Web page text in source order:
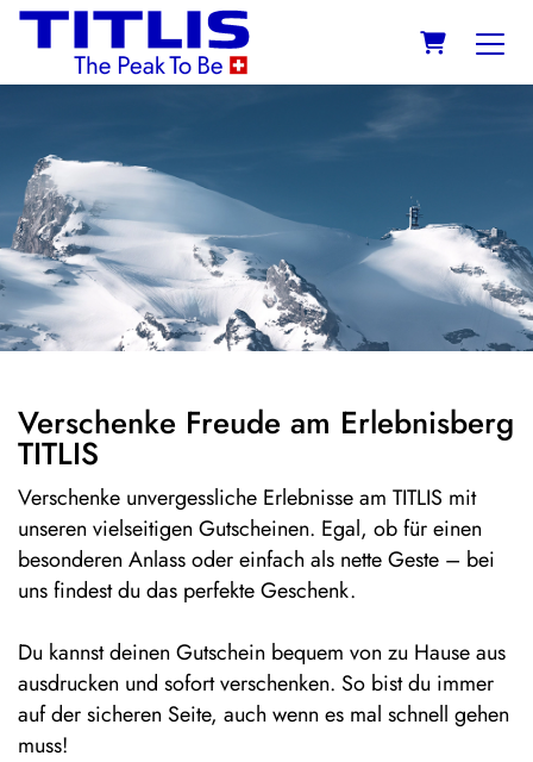
Verschenke Freude am Erlebnisberg
TITLIS
Verschenke unvergessliche Erlebnisse am TITLIS mit
unseren vielseitigen Gutscheinen. Egal, ob für einen
besonderen Anlass oder einfach als nette Geste – bei
uns findest du das perfekte Geschenk.
Du kannst deinen Gutschein bequem von zu Hause aus
ausdrucken und sofort verschenken. So bist du immer
auf der sicheren Seite, auch wenn es mal schnell gehen
muss!